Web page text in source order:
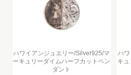
ハワイアンジュエリー/Silver925/マ
ーキュリーダイムハーフカットペン
ダント
ハ
キ